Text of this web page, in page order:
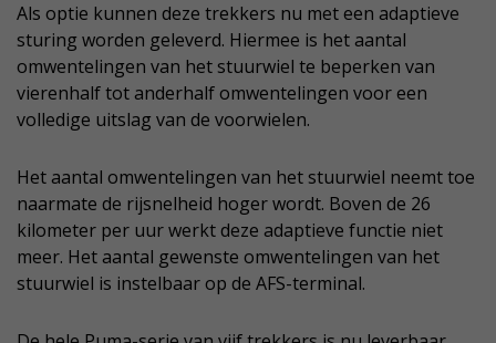
Als optie kunnen deze trekkers nu met een adaptieve
sturing worden geleverd. Hiermee is het aantal
omwentelingen van het stuurwiel te beperken van
vierenhalf tot anderhalf omwentelingen voor een
volledige uitslag van de voorwielen.
Het aantal omwentelingen van het stuurwiel neemt toe
naarmate de rijsnelheid hoger wordt. Boven de 26
kilometer per uur werkt deze adaptieve functie niet
meer. Het aantal gewenste omwentelingen van het
stuurwiel is instelbaar op de AFS-terminal.